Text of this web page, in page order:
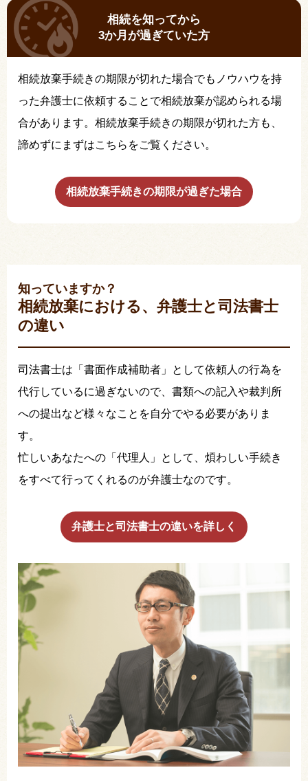
相続を知ってから
3か月が過ぎていた方
相続放棄手続きの期限が切れた場合でもノウハウを持
った弁護士に依頼することで相続放棄が認められる場
合があります。相続放棄手続きの期限が切れた方も、
諦めずにまずはこちらをご覧ください。
相続放棄手続きの期限が過ぎた場合
知っていますか？
相続放棄における、弁護士と司法書士
の違い
司法書士は「書面作成補助者」として依頼人の行為を
代行しているに過ぎないので、書類への記入や裁判所
への提出など様々なことを自分でやる必要がありま
す。
忙しいあなたへの「代理人」として、煩わしい手続き
をすべて行ってくれるのが弁護士なのです。
弁護士と司法書士の違いを詳しく